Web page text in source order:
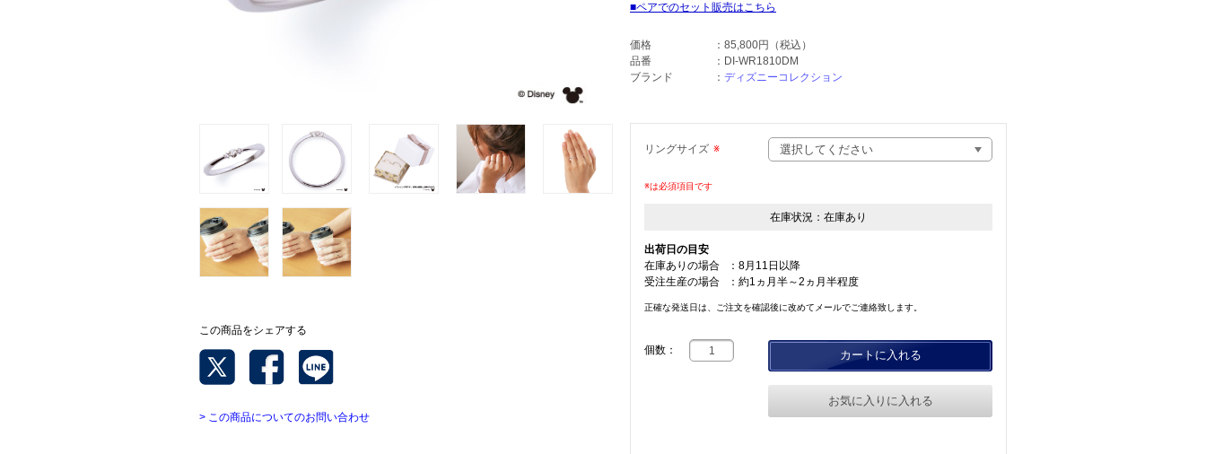
この商品をシェアする
> この商品についてのお問い合わせ
ペアでのセット販売はこちら
価格 ： 85,800円
（税込）
品番
： DI-WR1810DM
ブランド
： ディズニーコレクション
リングサイズ ※
※は必須項目です
在庫状況： 在庫あり
出荷日の目安
在庫ありの場合
： 8月11日以降
受注生産の場合
： 約1ヵ月半～2ヵ月半程度
正確な発送日は、ご注文を確認後に改めてメールでご連絡致します。
個数： カートに入れる
お気に入りに入れる